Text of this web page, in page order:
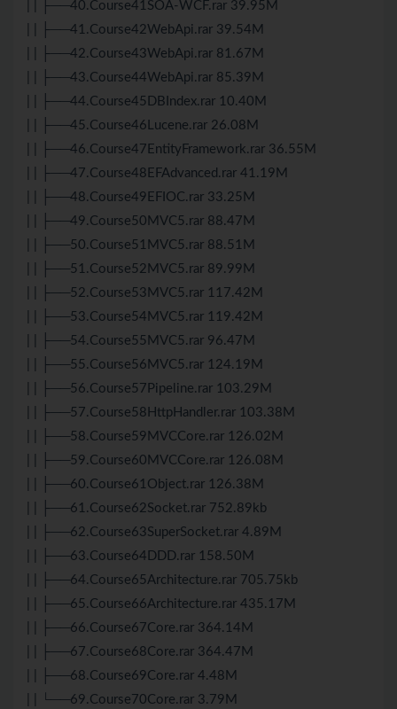
| | ├──40.Course41SOA-WCF.rar 39.95M
| | ├──41.Course42WebApi.rar 39.54M
| | ├──42.Course43WebApi.rar 81.67M
| | ├──43.Course44WebApi.rar 85.39M
| | ├──44.Course45DBIndex.rar 10.40M
| | ├──45.Course46Lucene.rar 26.08M
| | ├──46.Course47EntityFramework.rar 36.55M
| | ├──47.Course48EFAdvanced.rar 41.19M
| | ├──48.Course49EFIOC.rar 33.25M
| | ├──49.Course50MVC5.rar 88.47M
| | ├──50.Course51MVC5.rar 88.51M
| | ├──51.Course52MVC5.rar 89.99M
| | ├──52.Course53MVC5.rar 117.42M
| | ├──53.Course54MVC5.rar 119.42M
| | ├──54.Course55MVC5.rar 96.47M
| | ├──55.Course56MVC5.rar 124.19M
| | ├──56.Course57Pipeline.rar 103.29M
| | ├──57.Course58HttpHandler.rar 103.38M
| | ├──58.Course59MVCCore.rar 126.02M
| | ├──59.Course60MVCCore.rar 126.08M
| | ├──60.Course61Object.rar 126.38M
| | ├──61.Course62Socket.rar 752.89kb
| | ├──62.Course63SuperSocket.rar 4.89M
| | ├──63.Course64DDD.rar 158.50M
| | ├──64.Course65Architecture.rar 705.75kb
| | ├──65.Course66Architecture.rar 435.17M
| | ├──66.Course67Core.rar 364.14M
| | ├──67.Course68Core.rar 364.47M
| | ├──68.Course69Core.rar 4.48M
| | └──69.Course70Core.rar 3.79M